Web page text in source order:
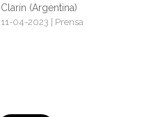
Clarín (Argentina)
11-04-2023 | Prensa